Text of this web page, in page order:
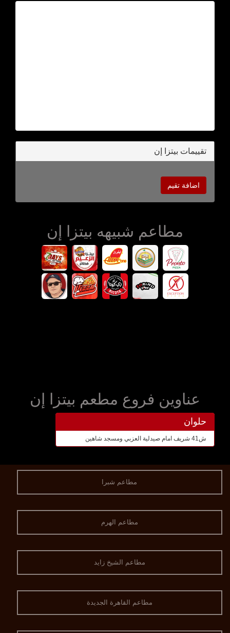
تقييمات بيتزا إن
اضافة تقيم
مطاعم شبيهه بيتزا إن
عناوين فروع مطعم بيتزا إن
حلوان
ش41 شريف امام صيدلية العزبي ومسجد شاهين
مطاعم شبرا
مطاعم الهرم
مطاعم الشيخ زايد
مطاعم القاهرة الجديدة